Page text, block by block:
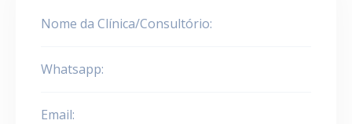
Nome da Clínica/Consultório:
Whatsapp:
Email: